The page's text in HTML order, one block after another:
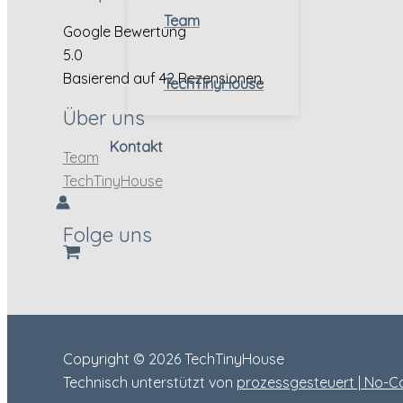
Team
TechTinyHouse
Kontakt
Google Bewertung
5.0
Basierend auf 42 Rezensionen
Über uns
Team
TechTinyHouse
Folge uns
Copyright © 2026 TechTinyHouse
Technisch unterstützt von prozessgesteuert | No-